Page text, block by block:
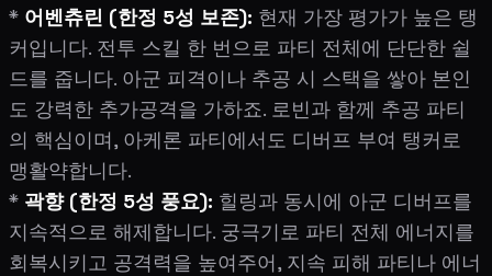
* 어벤츄린 (한정 5성 보존): 현재 가장 평가가 높은 탱
커입니다. 전투 스킬 한 번으로 파티 전체에 단단한 쉴
드를 줍니다. 아군 피격이나 추공 시 스택을 쌓아 본인
도 강력한 추가공격을 가하죠. 로빈과 함께 추공 파티
의 핵심이며, 아케론 파티에서도 디버프 부여 탱커로
맹활약합니다.
* 곽향 (한정 5성 풍요): 힐링과 동시에 아군 디버프를
지속적으로 해제합니다. 궁극기로 파티 전체 에너지를
회복시키고 공격력을 높여주어, 지속 피해 파티나 에너